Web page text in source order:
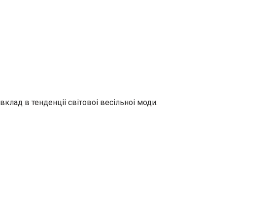
в тенденціі світовоі весільноі моди.